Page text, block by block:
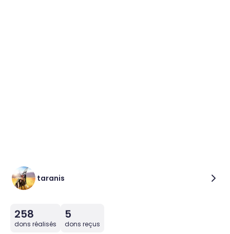
taranis
258
dons réalisés
5
dons reçus